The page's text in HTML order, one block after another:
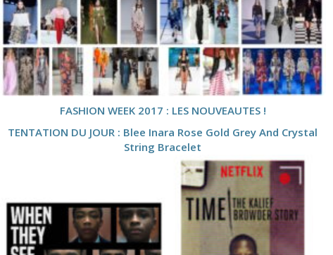
FASHION WEEK 2017 : LES NOUVEAUTES !
TENTATION DU JOUR : Blee Inara Rose Gold Grey And Crystal
String Bracelet